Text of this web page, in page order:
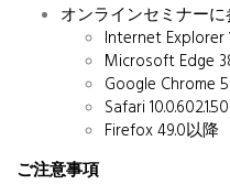
オンラインセミナー
Internet Explorer
Microsoft Edge
Google Chrome
Safari
Firefox 49.0以降
ご注意事項